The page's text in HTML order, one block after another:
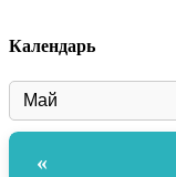
Календарь
«